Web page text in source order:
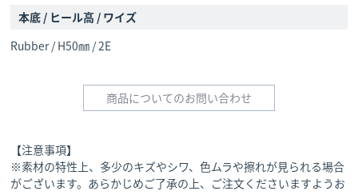
本底 / ヒール高 / ワイズ
Rubber / H50㎜ / 2E
商品についてのお問い合わせ
【注意事項】
※素材の特性上、多少のキズやシワ、色ムラや擦れが見られる場合
がございます。あらかじめご了承の上、ご注文くださいますようお